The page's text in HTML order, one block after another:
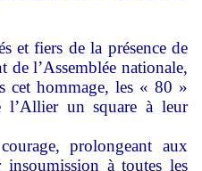
et fiers de la présence de
de l’Assemblée nationale,
cet hommage, les « 80 »
l’Allier un square à leur
prolongeant aux
insoumission à toutes les